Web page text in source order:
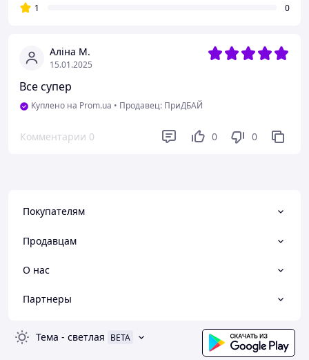
Аліна М.
15.01.2025
Все супер
Куплено на Prom.ua • Продавец: ПриДБАЙ
Комментарии 0 0 0
1
0
Покупателям
Продавцам
О нас
Партнеры
Тема - светлая BETA